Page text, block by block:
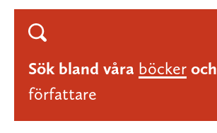
Sök bland våra böcker och
författare